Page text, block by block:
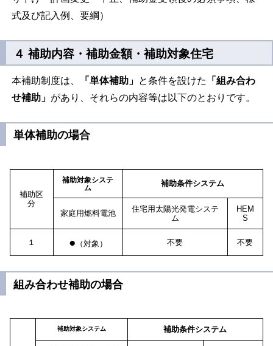
式及び記入例、要綱）
４ 補助内容・補助金額・補助対象住宅
本補助制度は、 「単体補助」 と条件を設けた
「組み合わ
せ補助」 があり、それらの内容等は以下のとおりです。
単体補助の場合
補助区
分
補助対象システ
ム
補助条件システム
家庭用燃料電池
住宅用太陽光発電システ
ム
HEM
S
１ ● （対象） 不要 不要
組み合わせ補助の場合
補助対象システム 補助条件システム